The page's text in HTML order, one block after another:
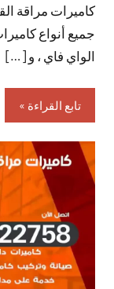
كاميرات مراقة
جميع أنواع
الواي فاي ، و […]
تابع القراءة